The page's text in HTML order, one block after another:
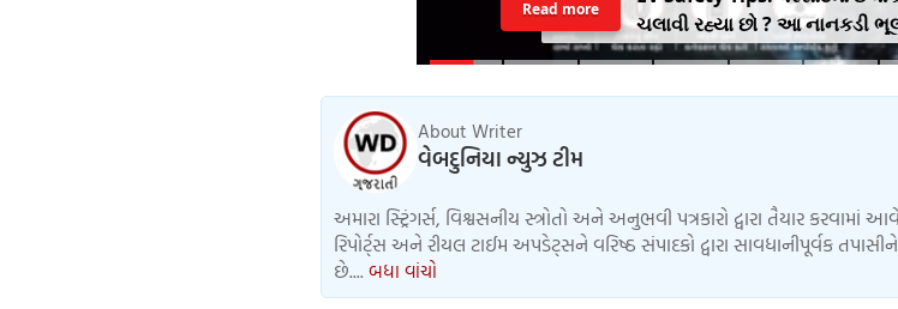
ચલાવી રહ્યા છો ? આ નાનકડી
.. જાણો સેફ્ટી ટિપ્સ
Read more
About Writer
વેબદુનિયા ન્યુઝ ટીમ
અમારા સ્ટ્રિંગર્સ, વિશ્વસનીય સ્ત્રોતો અને અનુભવી પત્રકારો દ્વારા તૈયાર કરવામાં
રિપોર્ટ્સ અને રીયલ ટાઈમ અપડેટ્સને વરિષ્ઠ સંપાદકો દ્વારા સાવધાનીપૂર્વક
છે.... બધા વાંચો